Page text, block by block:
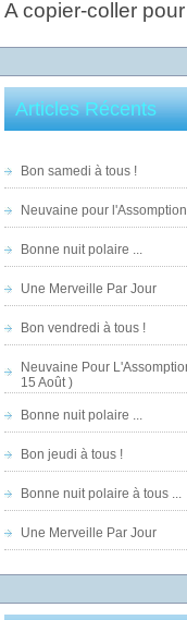
A copier-coller
Articles Récents
Bon samedi à tous !
Neuvaine pour
Bonne nuit polaire ...
Une Merveille Par Jour
Bon vendredi à tous !
Neuvaine Pour
15 Août )
Bonne nuit polaire ...
Bon jeudi à tous !
Bonne nuit polaire à tous ...
Une Merveille Par Jour